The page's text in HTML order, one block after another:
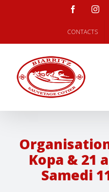
facebook
CONTACTS
Kopa & 21
Samedi